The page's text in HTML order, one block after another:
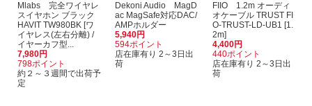
Mlabs 完全ワイヤレ
スイヤホン ブラック
HAVIT TW980BK [ワ
イヤレス(左右分離) /
イヤーカフ型...
7,980円
798ポイント
約２～３週間で出荷予
定
Dekoni Audio MagD
ac MagSafe対応DAC/
AMPホルダー
5,940円
594ポイント
店在庫有り 2～3日出
荷
FIIO 1.2m オーディ
オケーブル TRUST FI
O-TRUST-LD-UB1 [1.
2m]
4,400円
440ポイント
店在庫有り 2～3日出
荷